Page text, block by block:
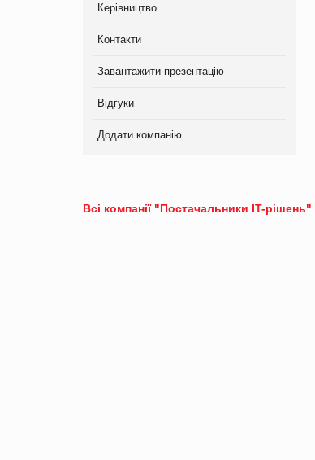
Керівництво
Контакти
Завантажити презентацію
Відгуки
Додати компанію
Всі компанії "Постачальники IT-рішень"